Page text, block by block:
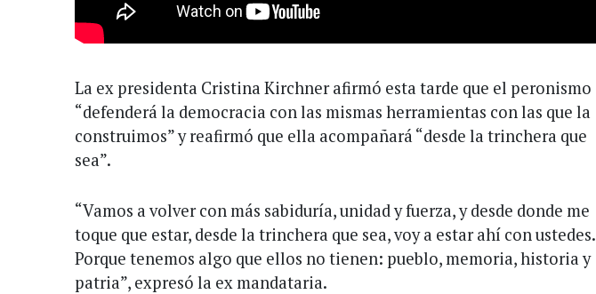
La ex presidenta Cristina Kirchner afirmó esta tarde que el peronismo
“defenderá la democracia con las mismas herramientas con las que la
construimos” y reafirmó que ella acompañará “desde la trinchera que
sea”.
“Vamos a volver con más sabiduría, unidad y fuerza, y desde donde me
toque que estar, desde la trinchera que sea, voy a estar ahí con ustedes.
Porque tenemos algo que ellos no tienen: pueblo, memoria, historia y
patria”, expresó la ex mandataria.